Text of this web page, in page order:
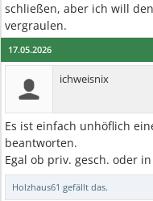
schließen, aber ich will
vergraulen.
17.05.2026
ichweisnix
Es ist einfach unhöflich
beantworten.
Egal ob priv. gesch. oder
Holzhaus61 gefällt das.